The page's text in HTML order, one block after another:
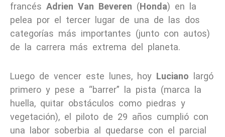
francés Adrien Van Beveren (Honda) en la
pelea por el tercer lugar de una de las dos
categorías más importantes (junto con autos)
de la carrera más extrema del planeta.
Luego de vencer este lunes, hoy Luciano largó
primero y pese a “barrer” la pista (marca la
huella, quitar obstáculos como piedras y
vegetación), el piloto de 29 años cumplió con
una labor soberbia al quedarse con el parcial